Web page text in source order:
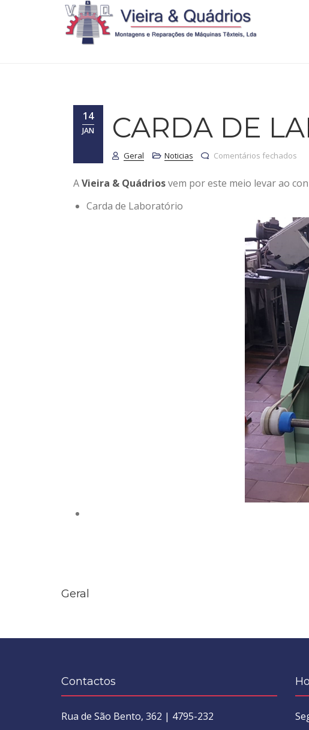
14
JAN CARDA DE
Geral Noticias Comentários fechados
AVieira & Quádriosvem por este meio levar ao
Carda de Laboratório
Geral
Contactos
Rua de São Bento, 362 | 4795-232